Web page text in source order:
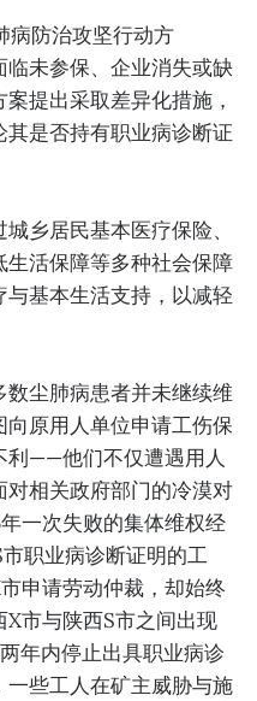
病防治攻坚行动方
未参保、企业消失或缺
提出采取差异化措施，
是否持有职业病诊断证
乡居民基本医疗保险、
活保障等多种社会保障
基本生活支持，以减轻
尘肺病患者并未继续维
原用人单位申请工伤保
利——他们不仅遭遇用人
相关政府部门的冷漠对
一次失败的集体维权经
职业病诊断证明的工
申请劳动仲裁，却始终
市与陕西S市之间出现
年内停止出具职业病诊
些工人在矿主威胁与施